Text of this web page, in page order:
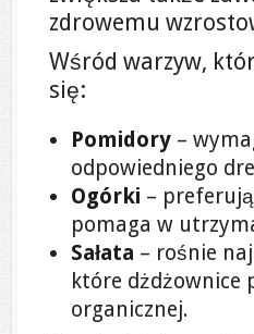
zdrowemu
Wśród warzyw,
się:
Pomidory –
odpowiedniego
Ogórki –
pomaga w
Sałata – rośnie
które dżdżownice
organicznej.